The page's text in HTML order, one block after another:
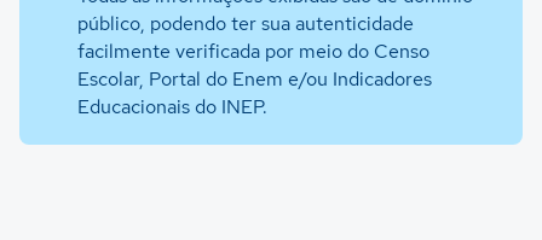
público, podendo ter sua autenticidade
facilmente verificada por meio do Censo
Escolar, Portal do Enem e/ou Indicadores
Educacionais do INEP.